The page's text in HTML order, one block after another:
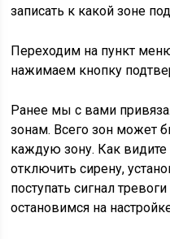
записать к какой зоне
Переходим на пункт
нажимаем кнопку
Ранее мы с вами
зонам. Всего зон может
каждую зону. Как
отключить сирену,
поступать сигнал
остановимся на